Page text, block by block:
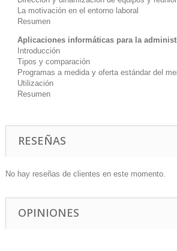
La motivación en el entorno laboral
Resumen
Aplicaciones informáticas para la
Introducción
Tipos y comparación
Programas a medida y oferta estándar del
Utilización
Resumen
RESEÑAS
No hay reseñas de clientes en este momento.
OPINIONES